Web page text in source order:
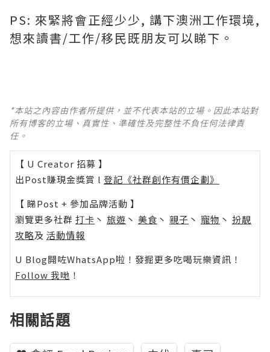
PS: 來緊將會正經少少, 講下澳洲工作環境,
想來讀書/工作/移民既朋友可以睇下。
*本站之內容由作者所提供，並不代表本站的立場。因此本站對
所有博客的立場、真實性、準確性及完整性不負任何法律責
任。
【 U Creator 招募 】
出Post賺現金獎賞 l 登記《社群創作有價企劃》
【 睇Post + 參加品牌活動 】
瀏覽更多社群 打卡 丶 旅遊 丶 美食 丶 親子 丶 寵物 丶 扮靚
攻略及 活動情報
U Blog開咗WhatsApp啦！發掘更多吃喝玩樂資訊！
Follow 我哋 ！
相關話題